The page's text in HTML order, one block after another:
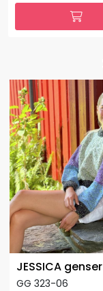
JESSICA genser
GG 323-06